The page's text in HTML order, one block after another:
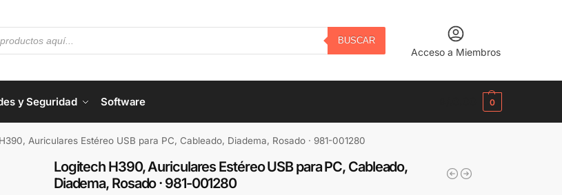
BUSCAR
Acceso a Miembros
y Seguridad Software 0
Auriculares Estéreo USB para PC, Cableado, Diadema, Rosado · 981-001280
Logitech H390, Auriculares Estéreo USB para PC, Cableado,
Diadema, Rosado · 981-001280